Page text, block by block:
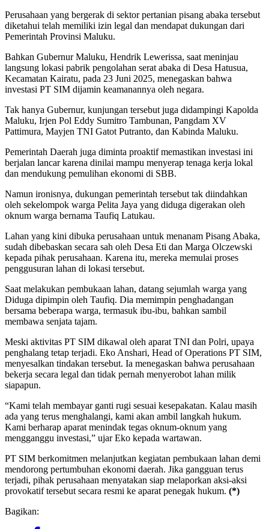
Perusahaan yang bergerak di sektor pertanian pisang abaka tersebut
diketahui telah memiliki izin legal dan mendapat dukungan dari
Pemerintah Provinsi Maluku.
Bahkan Gubernur Maluku, Hendrik Lewerissa, saat meninjau
langsung lokasi pabrik pengolahan serat abaka di Desa Hatusua,
Kecamatan Kairatu, pada 23 Juni 2025, menegaskan bahwa
investasi PT SIM dijamin keamanannya oleh negara.
Tak hanya Gubernur, kunjungan tersebut juga didampingi Kapolda
Maluku, Irjen Pol Eddy Sumitro Tambunan, Pangdam XV
Pattimura, Mayjen TNI Gatot Putranto, dan Kabinda Maluku.
Pemerintah Daerah juga diminta proaktif memastikan investasi ini
berjalan lancar karena dinilai mampu menyerap tenaga kerja lokal
dan mendukung pemulihan ekonomi di SBB.
Namun ironisnya, dukungan pemerintah tersebut tak diindahkan
oleh sekelompok warga Pelita Jaya yang diduga digerakan oleh
oknum warga bernama Taufiq Latukau.
Lahan yang kini dibuka perusahaan untuk menanam Pisang Abaka,
sudah dibebaskan secara sah oleh Desa Eti dan Marga Olczewski
kepada pihak perusahaan. Karena itu, mereka memulai proses
penggusuran lahan di lokasi tersebut.
Saat melakukan pembukaan lahan, datang sejumlah warga yang
Diduga dipimpin oleh Taufiq. Dia memimpin penghadangan
bersama beberapa warga, termasuk ibu-ibu, bahkan sambil
membawa senjata tajam.
Meski aktivitas PT SIM dikawal oleh aparat TNI dan Polri, upaya
penghalang tetap terjadi. Eko Anshari, Head of Operations PT SIM,
menyesalkan tindakan tersebut. Ia menegaskan bahwa perusahaan
bekerja secara legal dan tidak pernah menyerobot lahan milik
siapapun.
“Kami telah membayar ganti rugi sesuai kesepakatan. Kalau masih
ada yang terus menghalangi, kami akan ambil langkah hukum.
Kami berharap aparat menindak tegas oknum-oknum yang
mengganggu investasi,” ujar Eko kepada wartawan.
PT SIM berkomitmen melanjutkan kegiatan pembukaan lahan demi
mendorong pertumbuhan ekonomi daerah. Jika gangguan terus
terjadi, pihak perusahaan menyatakan siap melaporkan aksi-aksi
provokatif tersebut secara resmi ke aparat penegak hukum. (*)
Bagikan: